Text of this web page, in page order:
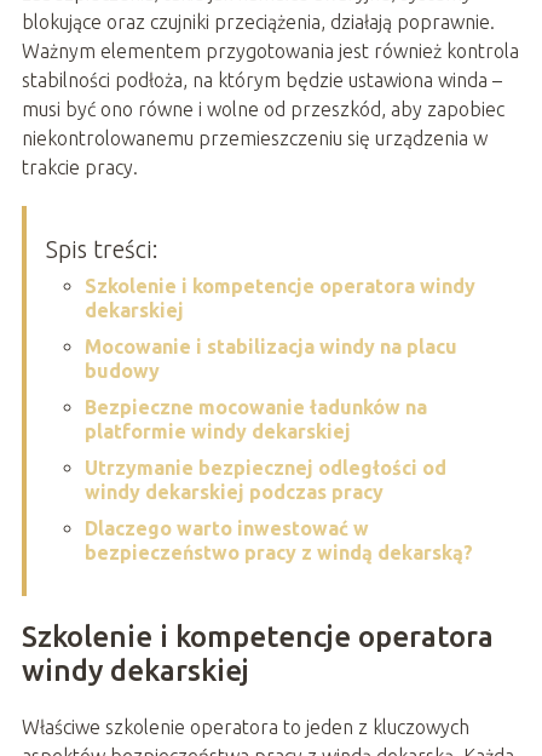
blokujące oraz czujniki przeciążenia, działają poprawnie.
Ważnym elementem przygotowania jest również kontrola
stabilności podłoża, na którym będzie ustawiona winda –
musi być ono równe i wolne od przeszkód, aby zapobiec
niekontrolowanemu przemieszczeniu się urządzenia w
trakcie pracy.
Spis treści:
Szkolenie i kompetencje operatora windy
dekarskiej
Mocowanie i stabilizacja windy na placu
budowy
Bezpieczne mocowanie ładunków na
platformie windy dekarskiej
Utrzymanie bezpiecznej odległości od
windy dekarskiej podczas pracy
Dlaczego warto inwestować w
bezpieczeństwo pracy z windą dekarską?
Szkolenie i kompetencje operatora
windy dekarskiej
Właściwe szkolenie operatora to jeden z kluczowych